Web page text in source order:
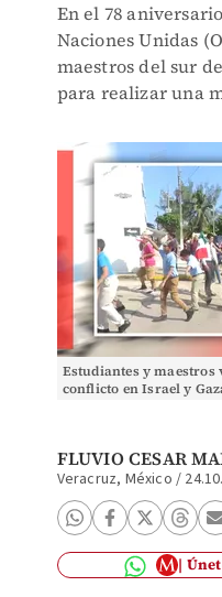
En el 78
Naciones Unidas
maestros del sur
para realizar una
Estudiantes y
conflicto en Israel y
FLUVIO CESAR
Veracruz, México /